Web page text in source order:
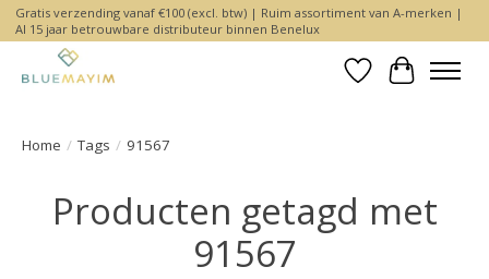
Gratis verzending vanaf €100 (excl. btw) | Ruim assortiment van A-merken |
Al 15 jaar betrouwbare distributeur binnen Benelux
Verlanglijst
Home / Tags / 91567
Producten getagd met
91567